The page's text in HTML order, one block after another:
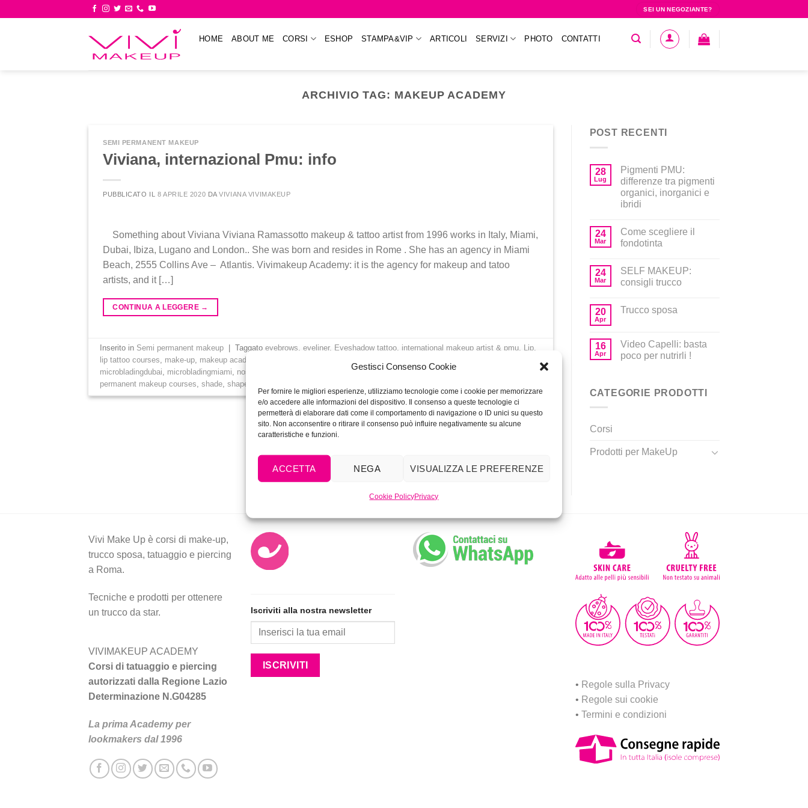
Gestisci Consenso Cookie
Per fornire le migliori esperienze, utilizziamo tecnologie come i cookie per memorizzare
e/o accedere alle informazioni del dispositivo. Il consenso a queste tecnologie ci
permetterà di elaborare dati come il comportamento di navigazione o ID unici su questo
sito. Non acconsentire o ritirare il consenso può influire negativamente su alcune
caratteristiche e funzioni.
ACCETTA NEGA VISUALIZZA LE PREFERENZE
Cookie PolicyPrivacy
SEI UN NEGOZIANTE?
HOME ABOUT ME CORSI ESHOP STAMPA&VIP ARTICOLI SERVIZI PHOTO CONTATTI
ARCHIVIO TAG: MAKEUP ACADEMY
SEMI PERMANENT MAKEUP
Viviana, internazional Pmu: info
PUBBLICATO IL 8 APRILE 2020 DAVIVIANA VIVIMAKEUP
Something about Viviana Viviana Ramassotto makeup & tattoo artist from 1996 works in Italy, Miami,
Dubai, Ibiza, Lugano and London.. She was born and resides in Rome . She has an agency in Miami
Beach, 2555 Collins Ave – Atlantis. Vivimakeup Academy: it is the agency for makeup and tatoo
artists, and it […]
CONTINUA A LEGGERE →
Inserito in Semi permanent makeup Taggatoeyebrows,eyeliner, Eyeshadow tattoo, international makeup artist & pmu, Lip,
lip tattoo courses, make-up, makeup academy
microbladingdubai, microbladingmiami, nose contouring pmu classes,Pmu lessons ,pmuacademy
permanent makeup courses,shade,shape
POST RECENTI
28
Lug
Pigmenti PMU:
differenze tra pigmenti
organici, inorganici e
ibridi
24
Mar
Come scegliere il
fondotinta
24
Mar
SELF MAKEUP:
consigli trucco
20
Apr
Trucco sposa
16
Apr
Video Capelli: basta
poco per nutrirli !
CATEGORIE PRODOTTI
Corsi
Prodotti per MakeUp
Vivi Make Up è corsi di make-up,
trucco sposa, tatuaggio e piercing
a Roma.
Tecniche e prodotti per ottenere
un trucco da star.
VIVIMAKEUP ACADEMY
Corsi di tatuaggio e piercing
autorizzati dalla Regione Lazio
Determinazione N.G04285
La prima Academy per
lookmakers dal 1996
Iscriviti alla nostra newsletter
• Regole sulla Privacy
• Regole sui cookie
• Termini e condizioni